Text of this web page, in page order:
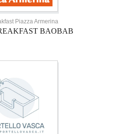
Piazza Armerina
BAOBAB